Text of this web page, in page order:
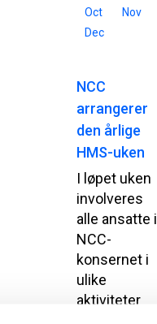
Oct
Nov
Dec
NCC
arrangerer
den årlige
HMS-uken
I løpet uken
involveres
alle ansatte i
NCC-
konsernet i
ulike
aktiviteter